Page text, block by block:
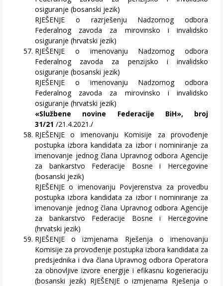
osiguranje (bosanski jezik)
RJEŠENJE o razrješenju Nadzornog odbora
Federalnog zavoda za mirovinsko i invalidsko
osiguranje (hrvatski jezik)
RJEŠENJE o imenovanju Nadzornog odbora
Federalnog zavoda za penzijsko i invalidsko
osiguranje (bosanski jezik)
RJEŠENJE o imenovanju Nadzornog odbora
Federalnog zavoda za mirovinsko i invalidsko
osiguranje (hrvatski jezik)
«Službene novine Federacije BiH», broj
31/21 /21.4.2021./
RJEŠENJE o imenovanju Komisije za provođenje
postupka izbora kandidata za izbor i nominiranje za
imenovanje jednog člana Upravnog odbora Agencije
za bankarstvo Federacije Bosne i Hercegovine
(bosanski jezik)
RJEŠENJE o imenovanju Povjerenstva za provedbu
postupka izbora kandidata za izbor i nominiranje za
imenovanje jednog člana Upravnog odbora Agencije
za bankarstvo Federacije Bosne i Hercegovine
(hrvatski jezik)
RJEŠENJE o izmjenama Rješenja o imenovanju
Komisije za provođenje postupka izbora kandidata za
predsjednika i dva člana Upravnog odbora Operatora
za obnovljive izvore energije i efikasnu kogeneraciju
(bosanski jezik) RJEŠENJE o izmjenama Rješenja o